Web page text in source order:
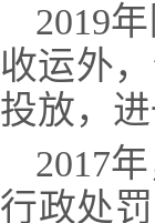
2019
收运外，
投放，
2017
行政处